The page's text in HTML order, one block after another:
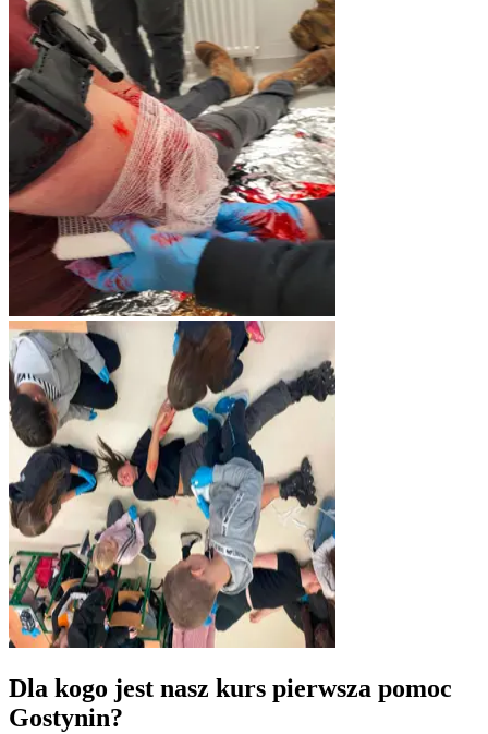
Dla kogo jest nasz kurs pierwsza pomoc
Gostynin?